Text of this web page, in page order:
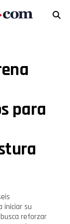
para
iniciar su
reforzar